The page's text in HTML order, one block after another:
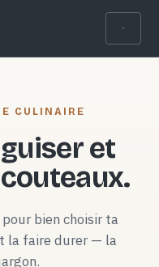
CULINAIRE
et
bien choisir ta
la faire durer — la